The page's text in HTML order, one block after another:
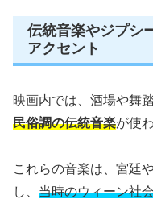
伝統音楽やジプシ
アクセント
映画内では、酒場や舞
民俗調の伝統音楽が使
これらの音楽は、宮廷
し、 当時のウィーン社